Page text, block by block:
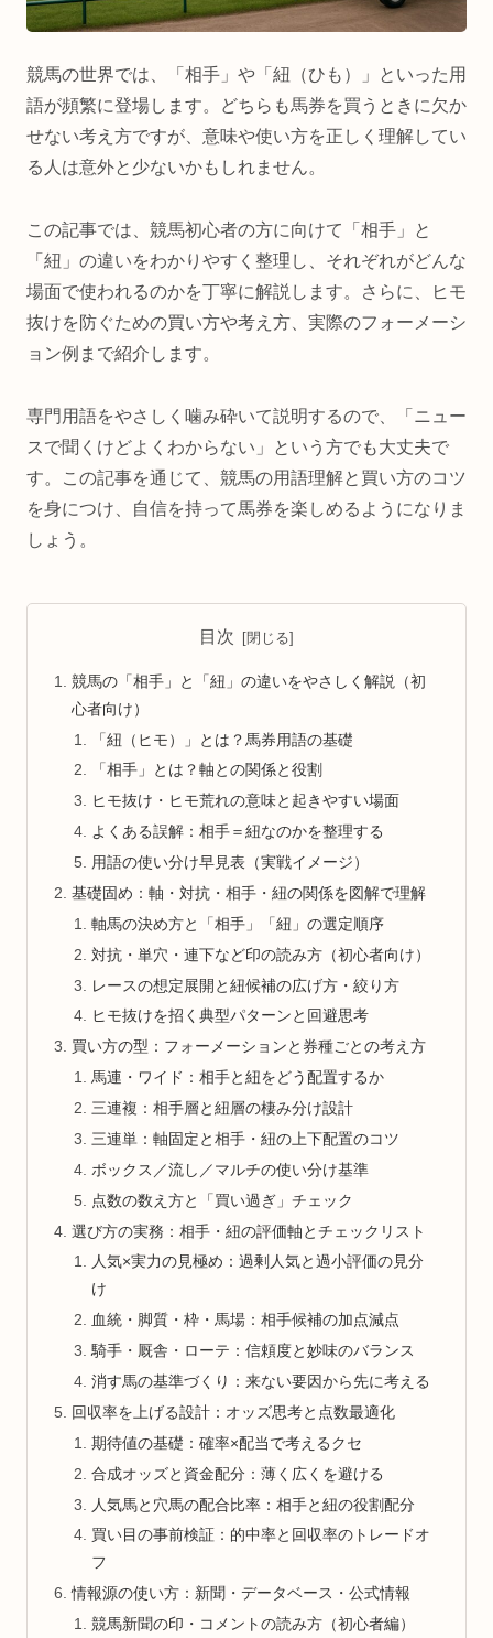
競馬の世界では、「相手」や「紐（ひも）」といった用
語が頻繁に登場します。どちらも馬券を買うときに欠か
せない考え方ですが、意味や使い方を正しく理解してい
る人は意外と少ないかもしれません。
この記事では、競馬初心者の方に向けて「相手」と
「紐」の違いをわかりやすく整理し、それぞれがどんな
場面で使われるのかを丁寧に解説します。さらに、ヒモ
抜けを防ぐための買い方や考え方、実際のフォーメーシ
ョン例まで紹介します。
専門用語をやさしく噛み砕いて説明するので、「ニュー
スで聞くけどよくわからない」という方でも大丈夫で
す。この記事を通じて、競馬の用語理解と買い方のコツ
を身につけ、自信を持って馬券を楽しめるようになりま
しょう。
目次
競馬の「相手」と「紐」の違いをやさしく解説（初
心者向け）
「紐（ヒモ）」とは？馬券用語の基礎
「相手」とは？軸との関係と役割
ヒモ抜け・ヒモ荒れの意味と起きやすい場面
よくある誤解：相手＝紐なのかを整理する
用語の使い分け早見表（実戦イメージ）
基礎固め：軸・対抗・相手・紐の関係を図解で理解
軸馬の決め方と「相手」「紐」の選定順序
対抗・単穴・連下など印の読み方（初心者向け）
レースの想定展開と紐候補の広げ方・絞り方
ヒモ抜けを招く典型パターンと回避思考
買い方の型：フォーメーションと券種ごとの考え方
馬連・ワイド：相手と紐をどう配置するか
三連複：相手層と紐層の棲み分け設計
三連単：軸固定と相手・紐の上下配置のコツ
ボックス／流し／マルチの使い分け基準
点数の数え方と「買い過ぎ」チェック
選び方の実務：相手・紐の評価軸とチェックリスト
人気×実力の見極め：過剰人気と過小評価の見分
け
血統・脚質・枠・馬場：相手候補の加点減点
騎手・厩舎・ローテ：信頼度と妙味のバランス
消す馬の基準づくり：来ない要因から先に考える
回収率を上げる設計：オッズ思考と点数最適化
期待値の基礎：確率×配当で考えるクセ
合成オッズと資金配分：薄く広くを避ける
人気馬と穴馬の配合比率：相手と紐の役割配分
買い目の事前検証：的中率と回収率のトレードオ
フ
情報源の使い方：新聞・データベース・公式情報
競馬新聞の印・コメントの読み方（初心者編）